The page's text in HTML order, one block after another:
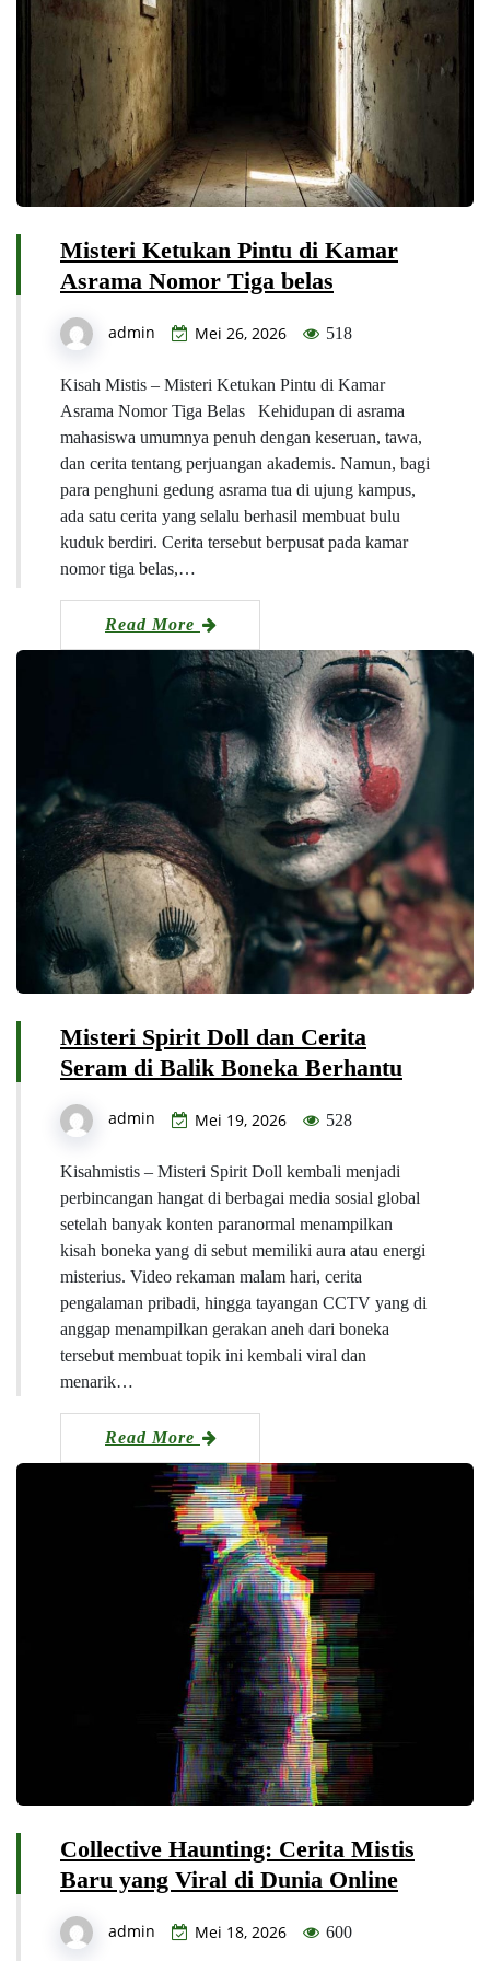
Misteri Ketukan Pintu di Kamar
Asrama Nomor Tiga belas
admin Mei 26, 2026 518
Kisah Mistis – Misteri Ketukan Pintu di Kamar
Asrama Nomor Tiga Belas Kehidupan di asrama
mahasiswa umumnya penuh dengan keseruan, tawa,
dan cerita tentang perjuangan akademis. Namun, bagi
para penghuni gedung asrama tua di ujung kampus,
ada satu cerita yang selalu berhasil membuat bulu
kuduk berdiri. Cerita tersebut berpusat pada kamar
nomor tiga belas,…
Read More
Misteri Spirit Doll dan Cerita
Seram di Balik Boneka Berhantu
admin Mei 19, 2026 528
Kisahmistis – Misteri Spirit Doll kembali menjadi
perbincangan hangat di berbagai media sosial global
setelah banyak konten paranormal menampilkan
kisah boneka yang di sebut memiliki aura atau energi
misterius. Video rekaman malam hari, cerita
pengalaman pribadi, hingga tayangan CCTV yang di
anggap menampilkan gerakan aneh dari boneka
tersebut membuat topik ini kembali viral dan
menarik…
Read More
Collective Haunting: Cerita Mistis
Baru yang Viral di Dunia Online
admin Mei 18, 2026 600